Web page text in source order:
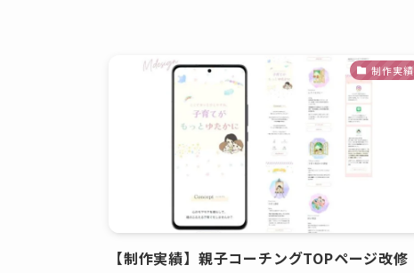
制作実績
【制作実績】親子コーチングTOPページ改修